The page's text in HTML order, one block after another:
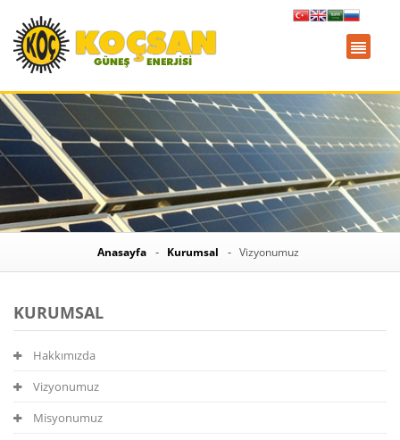
Anasayfa Kurumsal Vizyonumuz
KURUMSAL
Hakkımızda
Vizyonumuz
Misyonumuz